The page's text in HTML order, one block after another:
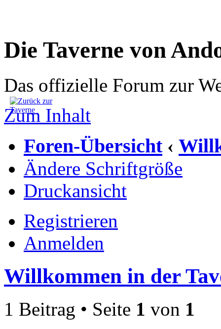
Die Taverne von
Das offizielle Forum zur
Zum Inhalt
Foren-Übersicht ‹
Ändere Schriftgröße
Druckansicht
Registrieren
Anmelden
Willkommen in der
1 Beitrag • Seite 1 von 1